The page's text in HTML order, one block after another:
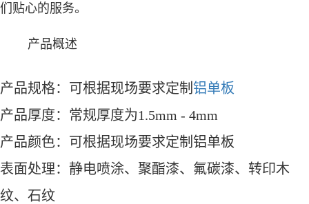
们贴心的服务。
产品概述
产品规格：可根据现场要求定制 铝单板
产品厚度：常规厚度为1.5mm - 4mm
产品颜色：可根据现场要求定制铝单板
表面处理：静电喷涂、聚酯漆、氟碳漆、转印木
纹、石纹